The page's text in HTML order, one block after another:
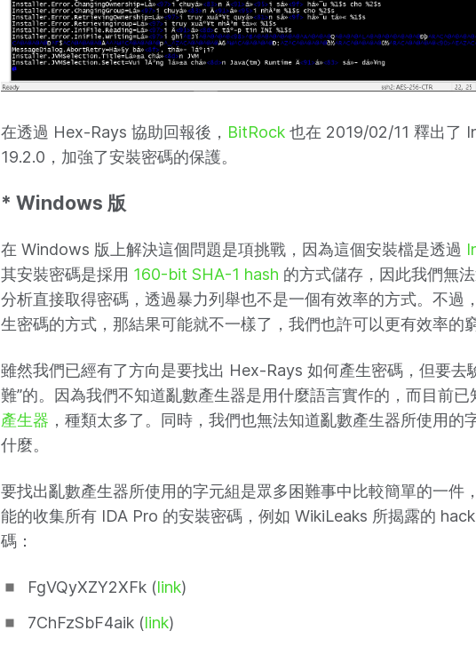
在透過 Hex-Rays 協助回報後， BitRock 也在 2019/02/11 釋出了
19.2.0，加強了安裝密碼的保護。
* Windows 版
在 Windows 版上解決這個問題是項挑戰，因為這個安裝檔是透過
其安裝密碼是採用 160-bit SHA-1 hash 的方式儲存，因此我們無
分析直接取得密碼，透過暴力列舉也不是一個有效率的方式。不過
生密碼的方式，那結果可能就不一樣了，我們也許可以更有效率的窮
雖然我們已經有了方向是要找出 Hex-Rays 如何產生密碼，但要去
難”的。因為我們不知道亂數產生器是用什麼語言實作的，而目前已
產生器 ，種類太多了。同時，我們也無法知道亂數產生器所使用的
什麼。
要找出亂數產生器所使用的字元組是眾多困難事中比較簡單的一件
能的收集所有 IDA Pro 的安裝密碼，例如 WikiLeaks 所揭露的
碼：
FgVQyXZY2XFk (link)
7ChFzSbF4aik (link)